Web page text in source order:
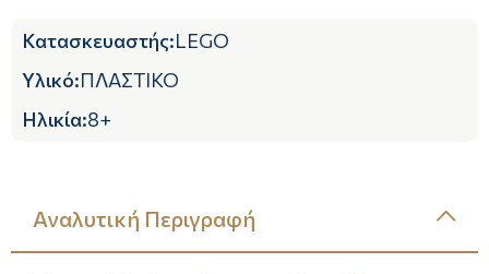
Κατασκευαστής:LEGO
Υλικό:ΠΛΑΣΤΙΚΟ
Ηλικία:8+
Αναλυτική Περιγραφή